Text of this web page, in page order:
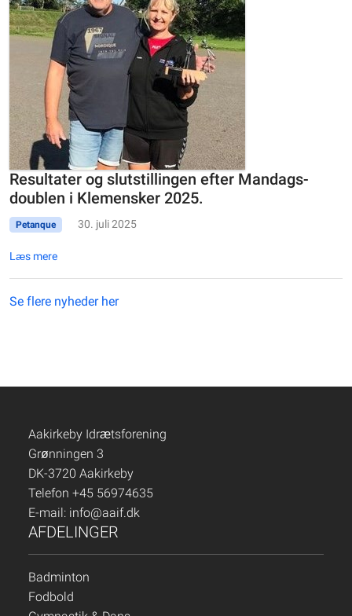
Resultater og slutstillingen efter Mandags-
doublen i Klemensker 2025.
Petanque 30. juli 2025
Læs mere
Se flere nyheder her
Aakirkeby Idrætsforening
Grønningen 3
DK-3720 Aakirkeby
Telefon +45 56974635
E-mail: info@aaif.dk
AFDELINGER
Badminton
Fodbold